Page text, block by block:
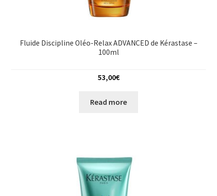
Fluide Discipline Oléo-Relax ADVANCED de Kérastase –
100ml
53,00€
Read more